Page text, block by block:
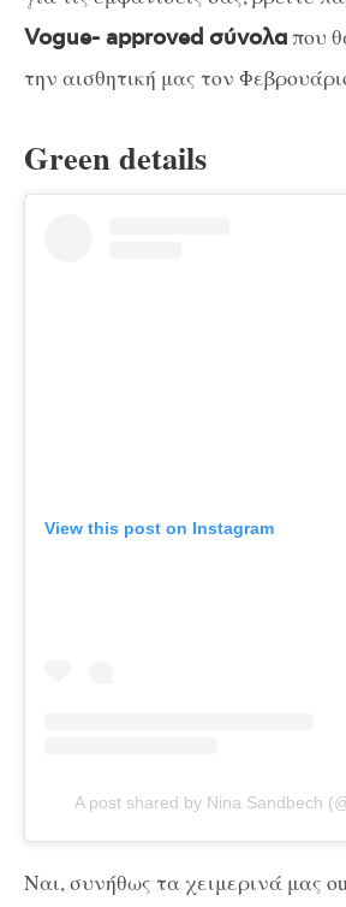
Vogue- approved σύνολαπου
την αισθητική μας τον
Green details
View this post on Instagram
A post shared by Nina Sandbech
Ναι, συνήθως τα χειμερινά μας